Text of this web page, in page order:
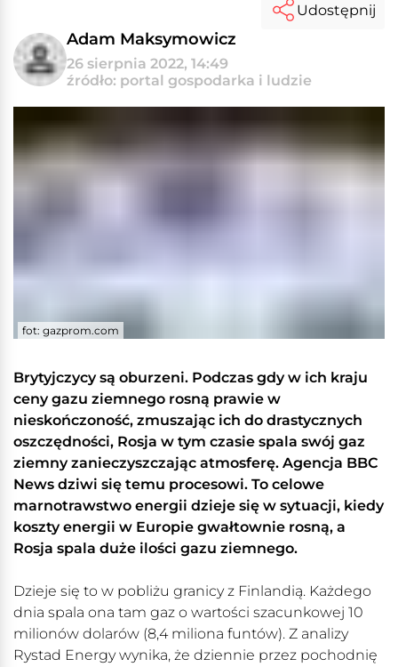
Adam Maksymowicz
26 sierpnia 2022, 14:49
źródło: portal gospodarka i ludzie
Udostępnij
fot: gazprom.com
Brytyjczycy są oburzeni. Podczas gdy w ich kraju
ceny gazu ziemnego rosną prawie w
nieskończoność, zmuszając ich do drastycznych
oszczędności, Rosja w tym czasie spala swój gaz
ziemny zanieczyszczając atmosferę. Agencja BBC
News dziwi się temu procesowi. To celowe
marnotrawstwo energii dzieje się w sytuacji, kiedy
koszty energii w Europie gwałtownie rosną, a
Rosja spala duże ilości gazu ziemnego.
Dzieje się to w pobliżu granicy z Finlandią. Każdego
dnia spala ona tam gaz o wartości szacunkowej 10
milionów dolarów (8,4 miliona funtów). Z analizy
Rystad Energy wynika, że dziennie przez pochodnię